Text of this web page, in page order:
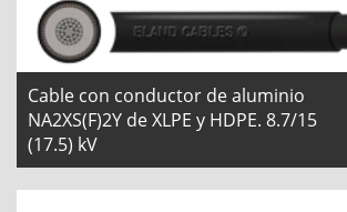
Cable con conductor de aluminio
NA2XS(F)2Y de XLPE y HDPE. 8.7/15
(17.5) kV